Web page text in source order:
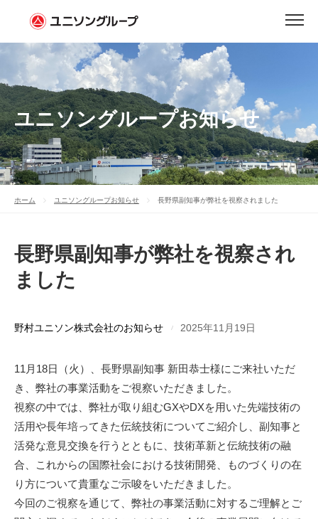
ユニソングループお知らせ
ホーム ユニソングループお知らせ 長野県副知事が弊社を視察されました
長野県副知事が弊社を視察され
ました
野村ユニソン株式会社のお知らせ 2025年11月19日
11月18日（火）、長野県副知事 新田恭士様にご来社いただ
き、弊社の事業活動をご視察いただきました。
視察の中では、弊社が取り組むGXやDXを用いた先端技術の
活用や長年培ってきた伝統技術についてご紹介し、副知事と
活発な意見交換を行うとともに、技術革新と伝統技術の融
合、これからの国際社会における技術開発、ものづくりの在
り方について貴重なご示唆をいただきました。
今回のご視察を通じて、弊社の事業活動に対するご理解とご